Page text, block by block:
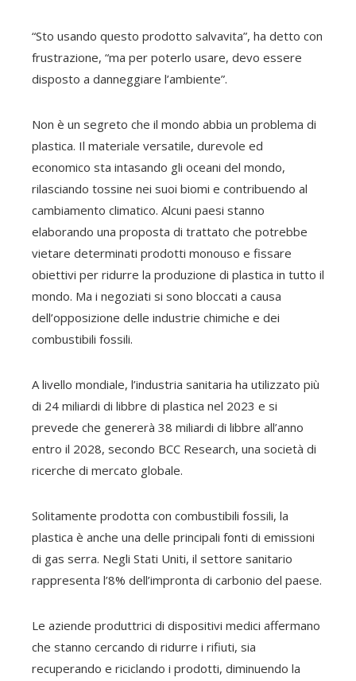
“Sto usando questo prodotto salvavita”, ha detto con
frustrazione, “ma per poterlo usare, devo essere
disposto a danneggiare l’ambiente”.
Non è un segreto che il mondo abbia un problema di
plastica. Il materiale versatile, durevole ed
economico sta intasando gli oceani del mondo,
rilasciando tossine nei suoi biomi e contribuendo al
cambiamento climatico. Alcuni paesi stanno
elaborando una proposta di trattato che potrebbe
vietare determinati prodotti monouso e fissare
obiettivi per ridurre la produzione di plastica in tutto il
mondo. Ma i negoziati si sono bloccati a causa
dell’opposizione delle industrie chimiche e dei
combustibili fossili.
A livello mondiale, l’industria sanitaria ha utilizzato più
di 24 miliardi di libbre di plastica nel 2023 e si
prevede che genererà 38 miliardi di libbre all’anno
entro il 2028, secondo BCC Research, una società di
ricerche di mercato globale.
Solitamente prodotta con combustibili fossili, la
plastica è anche una delle principali fonti di emissioni
di gas serra. Negli Stati Uniti, il settore sanitario
rappresenta l’8% dell’impronta di carbonio del paese.
Le aziende produttrici di dispositivi medici affermano
che stanno cercando di ridurre i rifiuti, sia
recuperando e riciclando i prodotti, diminuendo la